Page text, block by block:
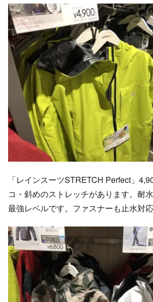
「レインスーツSTRETCH Perfect」
コ・斜めのストレッチがあります。耐
最強レベルです。ファスナーも止水対